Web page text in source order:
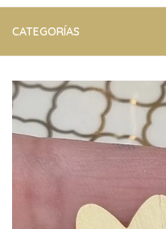
CATEGORÍAS